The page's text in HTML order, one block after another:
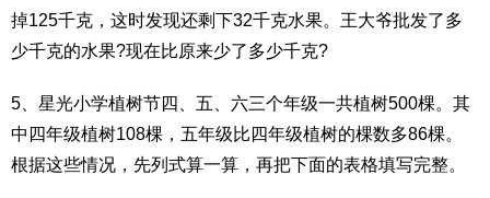
掉125千克，这时发现还剩下32千克水果。王大爷批发了多
少千克的水果?现在比原来少了多少千克?
5、星光小学植树节四、五、六三个年级一共植树500棵。其
中四年级植树108棵，五年级比四年级植树的棵数多86棵。
根据这些情况，先列式算一算，再把下面的表格填写完整。